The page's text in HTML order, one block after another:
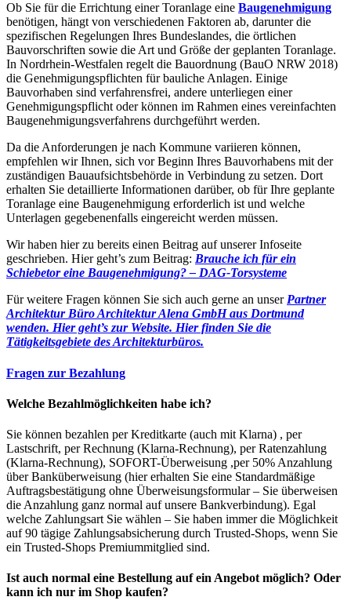
Ob Sie für die Errichtung einer Toranlage eine Baugenehmigung
benötigen, hängt von verschiedenen Faktoren ab, darunter die
spezifischen Regelungen Ihres Bundeslandes, die örtlichen
Bauvorschriften sowie die Art und Größe der geplanten Toranlage.
In Nordrhein-Westfalen regelt die Bauordnung (BauO NRW 2018)
die Genehmigungspflichten für bauliche Anlagen. Einige
Bauvorhaben sind verfahrensfrei, andere unterliegen einer
Genehmigungspflicht oder können im Rahmen eines vereinfachten
Baugenehmigungsverfahrens durchgeführt werden.
Da die Anforderungen je nach Kommune variieren können,
empfehlen wir Ihnen, sich vor Beginn Ihres Bauvorhabens mit der
zuständigen Bauaufsichtsbehörde in Verbindung zu setzen. Dort
erhalten Sie detaillierte Informationen darüber, ob für Ihre geplante
Toranlage eine Baugenehmigung erforderlich ist und welche
Unterlagen gegebenenfalls eingereicht werden müssen.
Wir haben hier zu bereits einen Beitrag auf unserer Infoseite
geschrieben. Hier geht’s zum Beitrag: Brauche ich für ein
Schiebetor eine Baugenehmigung? – DAG-Torsysteme
Für weitere Fragen können Sie sich auch gerne an unser Partner
Architektur Büro Architektur Alena GmbH aus Dortmund
wenden. Hier geht’s zur Website. Hier finden Sie die
Tätigkeitsgebiete des Architekturbüros.
Fragen zur Bezahlung
Welche Bezahlmöglichkeiten habe ich?
Sie können bezahlen per Kreditkarte (auch mit Klarna) , per
Lastschrift, per Rechnung (Klarna-Rechnung), per Ratenzahlung
(Klarna-Rechnung), SOFORT-Überweisung ,per 50% Anzahlung
über Banküberweisung (hier erhalten Sie eine Standardmäßige
Auftragsbestätigung ohne Überweisungsformular – Sie überweisen
die Anzahlung ganz normal auf unsere Bankverbindung). Egal
welche Zahlungsart Sie wählen – Sie haben immer die Möglichkeit
auf 90 tägige Zahlungsabsicherung durch Trusted-Shops, wenn Sie
ein Trusted-Shops Premiummitglied sind.
Ist auch normal eine Bestellung auf ein Angebot möglich? Oder
kann ich nur im Shop kaufen?